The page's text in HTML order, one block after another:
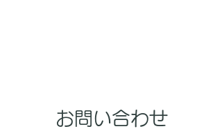
お問い合わせ